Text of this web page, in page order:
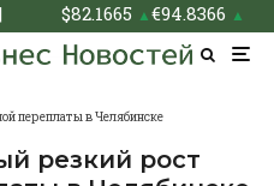
| $82.1665 ▲€94.8366 ▲
переплаты в Челябинске
резкий рост